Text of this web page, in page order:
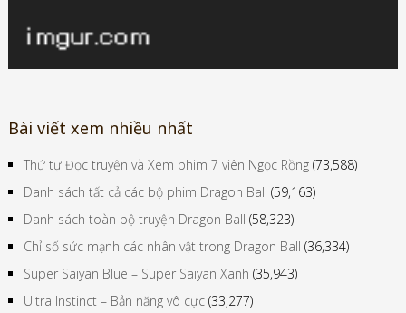
Bài viết xem nhiều nhất
Thứ tự Đọc truyện và Xem phim 7 viên Ngọc Rồng (73,588)
Danh sách tất cả các bộ phim Dragon Ball (59,163)
Danh sách toàn bộ truyện Dragon Ball (58,323)
Chỉ số sức mạnh các nhân vật trong Dragon Ball (36,334)
Super Saiyan Blue – Super Saiyan Xanh (35,943)
Ultra Instinct – Bản năng vô cực (33,277)